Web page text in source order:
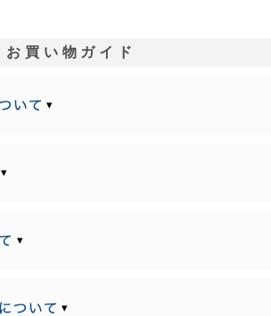
お買い物ガイド
▾
▾
▾
▾